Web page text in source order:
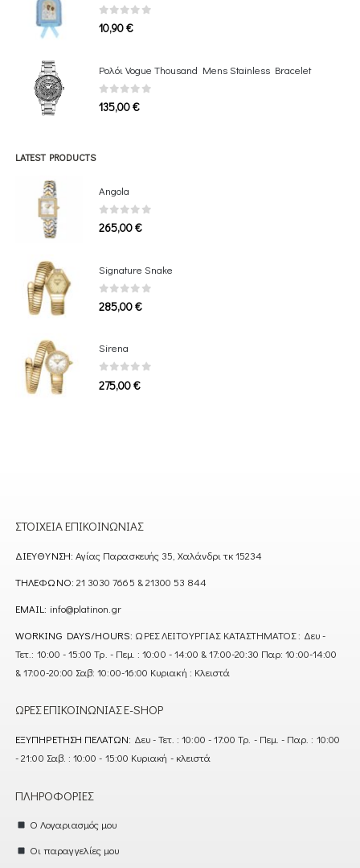
0out of 5
10,90€
Ρολόι Vogue Thousand Mens Stainless Bracelet
0out of 5
135,00€
LATEST PRODUCTS
Angola
0 out of 5
265,00€
Signature Snake
0out of 5
285,00€
Sirena
0out of 5
275,00€
ΣΤΟΙΧΕΊΑ ΕΠΙΚΟΙΝΩΝΊΑΣ
ΔΙΕΎΘΥΝΣΗ: Αγίας Παρασκευής 35, Χαλάνδρι τκ 15234
ΤΗΛΈΦΩΝΟ: 21 3030 7665 & 21300 53 844
EMAIL: info@platinon.gr
WORKING DAYS/HOURS: ΩΡΕΣ ΛΕΙΤΟΥΡΓΙΑΣ ΚΑΤΑΣΤΗΜΑΤΟΣ : Δευ -
Τετ.: 10:00 - 15:00 Τρ. - Πεμ. : 10:00 - 14:00 & 17:00-20:30 Παρ: 10:00-14:00
& 17:00-20:00 Σαβ: 10:00-16:00 Κυριακή : Κλειστά
ΏΡΕΣ ΕΠΙΚΟΙΝΩΝΊΑΣ E-SHOP
ΕΞΥΠΗΡΈΤΗΣΗ ΠΕΛΑΤΏΝ: Δευ - Τετ. : 10:00 - 17:00 Τρ. - Πεμ. - Παρ. : 10:00
- 21:00 Σαβ. : 10:00 - 15:00 Κυριακή - κλειστά
ΠΛΗΡΟΦΟΡΊΕΣ
Ο Λογαριασμός μου
Οι παραγγελίες μου